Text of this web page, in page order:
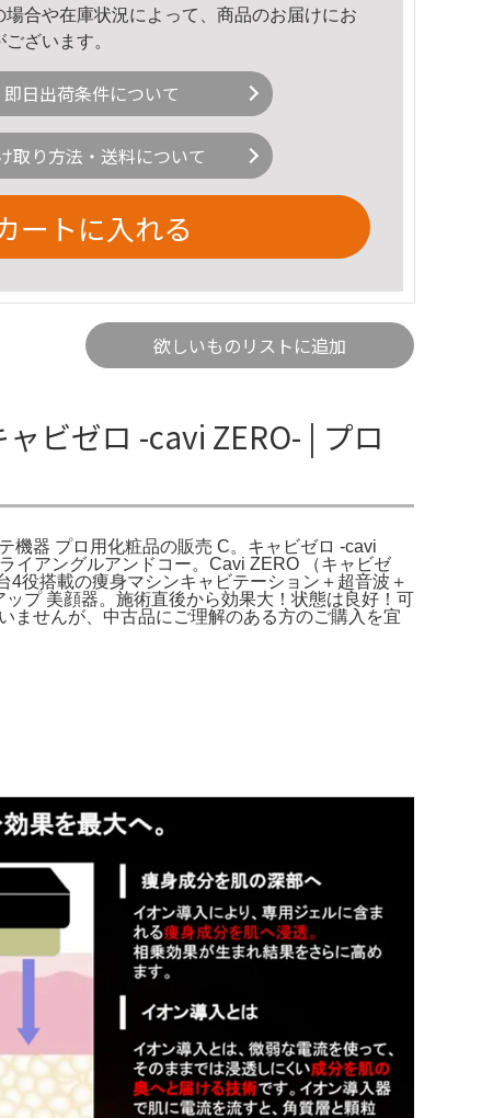
合や在庫状況によって、商品のお届けにお
ざいます。
即日出荷条件について
取り方法・送料について
ートに入れる
欲しいものリストに追加
ビゼロ -cavi ZERO- | プロ
機器 プロ用化粧品の販売 C。キャビゼロ -cavi
イアングルアンドコー。Cavi ZERO （キャビゼ
役搭載の痩身マシンキャビテーション＋超音波＋
プ 美顔器。施術直後から効果大！状態は良好！可
ませんが、中古品にご理解のある方のご購入を宜